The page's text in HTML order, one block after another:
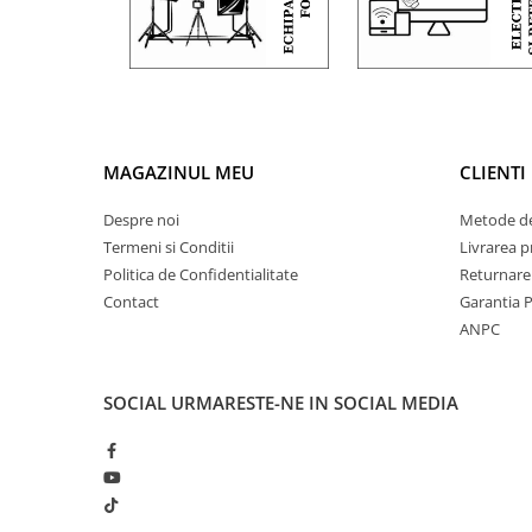
MAGAZINUL MEU
Despre noi
Termeni si Conditii
Politica de Confidentialitate
Contact
CLIENTI
Metode
Livrarea
Garantia
ANPC
SOCIAL URMARESTE-NE IN SOCIAL MEDIA